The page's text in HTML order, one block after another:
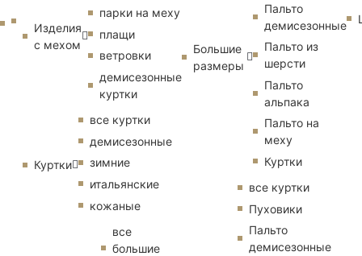
Изделия
с мехом
парки на меху
плащи
ветровки
демисезонные
куртки
Куртки
все куртки
демисезонные
зимние
итальянские
кожаные
все
большие
Большие
размеры
Пальто
демисезонные
Пальто из
шерсти
Пальто
альпака
Пальто на
меху
Куртки
все куртки
Пуховики
Пальто
демисезонные